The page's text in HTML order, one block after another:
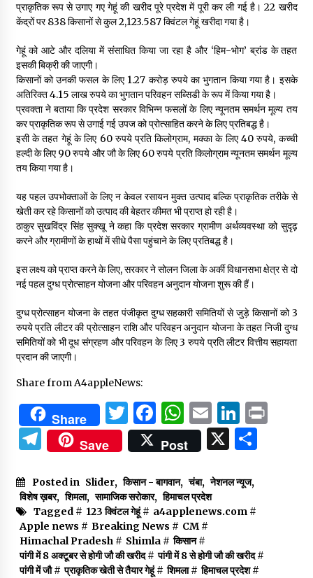
प्राकृतिक रूप से उगाए गए गेहूं की खरीद पूरे प्रदेश में पूरी कर ली गई है। 22 खरीद
केंद्रों पर 838 किसानों से कुल 2,123.587 क्विंटल गेहूं खरीदा गया है।
गेहूं को आटे और दलिया में संसाधित किया जा रहा है और ‘हिम-भोग’ ब्रांड के तहत
इसकी बिक्री की जाएगी।
किसानों को उनकी फसल के लिए 1.27 करोड़ रुपये का भुगतान किया गया है। इसके
अतिरिक्त 4.15 लाख रुपये का भुगतान परिवहन सब्सिडी के रूप में किया गया है।
प्रवक्ता ने बताया कि प्रदेश सरकार विभिन्न फसलों के लिए न्यूनतम समर्थन मूल्य तय
कर प्राकृतिक रूप से उगाई गई उपज को प्रोत्साहित करने के लिए प्रतिबद्ध है।
इसी के तहत गेहूं के लिए 60 रुपये प्रति किलोग्राम, मक्का के लिए 40 रुपये, कच्ची
हल्दी के लिए 90 रुपये और जौ के लिए 60 रुपये प्रति किलोग्राम न्यूनतम समर्थन मूल्य
तय किया गया है।
यह पहल उपभोक्ताओं के लिए न केवल रसायन मुक्त उत्पाद बल्कि प्राकृतिक तरीके से
खेती कर रहे किसानों को उत्पाद की बेहतर कीमत भी प्राप्त हो रही है।
ठाकुर सुखविंद्र सिंह सुक्खू ने कहा कि प्रदेश सरकार ग्रामीण अर्थव्यवस्था को सुदृढ़
करने और ग्रामीणों के हाथों में सीधे पैसा पहुंचाने के लिए प्रतिबद्ध है।
इस लक्ष्य को प्राप्त करने के लिए, सरकार ने सोलन जिला के अर्की विधानसभा क्षेत्र से दो
नई पहल दुग्ध प्रोत्साहन योजना और परिवहन अनुदान योजना शुरू की हैं।
दुग्ध प्रोत्साहन योजना के तहत पंजीकृत दुग्ध सहकारी समितियों से जुड़े किसानों को 3
रुपये प्रति लीटर की प्रोत्साहन राशि और परिवहन अनुदान योजना के तहत निजी दुग्ध
समितियों को भी दूध संग्रहण और परिवहन के लिए 3 रुपये प्रति लीटर वित्तीय सहायता
प्रदान की जाएगी।
Share from A4appleNews:
Share Twitter
Facebook
WhatsApp
Email
Telegram
Save Post X
Posted in Slider, किसान - बागवान, चंबा, नेशनल न्यूज,
विशेष ख़बर, शिमला, सामाजिक सरोकार, हिमाचल प्रदेश
Tagged # 123 क्विंटल गेहूं# a4applenews.com#
Apple news # Breaking News # CM#
Himachal Pradesh# Shimla# किसान#
पांगी में 8 अक्टूबर से होगी जौ की खरीद# पांगी में 8 से होगी जौ की खरीद#
पांगी में जौ# प्राकृतिक खेती से तैयार गेहूं# शिमला# हिमाचल प्रदेश#